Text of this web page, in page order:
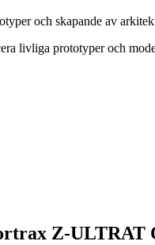
och skapande av
livliga prototyper och
Z-ULTRAT